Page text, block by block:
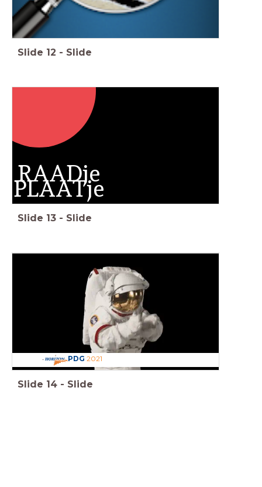
Slide 12 - Slide
RAADje
PLAATje
Slide 13 - Slide
PDG 2021
Slide 14 - Slide